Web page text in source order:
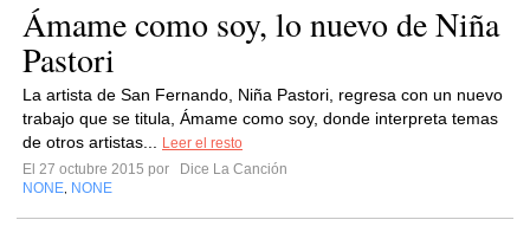
Ámame como soy, lo nuevo de Niña
Pastori
La artista de San Fernando, Niña Pastori, regresa con un nuevo
trabajo que se titula, Ámame como soy, donde interpreta temas
de otros artistas...
Leer el resto
El 27 octubre 2015 por
Dice La Canción
NONE NONE